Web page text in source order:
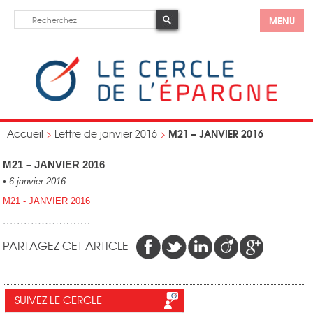
MENU
Accueil > Lettre de janvier 2016 > M21 – JANVIER 2016
M21 – JANVIER 2016
• 6 janvier 2016
M21 - JANVIER 2016
PARTAGEZ CET ARTICLE
SUIVEZ LE CERCLE